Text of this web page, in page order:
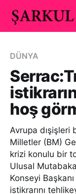
DÜNYA
hoş
Avrupa dışişleri
Milletler (BM)
krizi konulu bir
Ulusal
Konseyi
istikrarını